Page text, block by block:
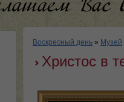
Воскресный день » Музей
Христос в